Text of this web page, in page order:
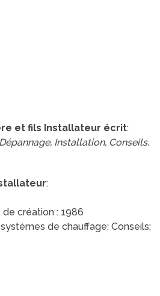
et fils Installateur écrit:
Installation, Conseils.
:
création : 1986
de chauffage; Conseils;